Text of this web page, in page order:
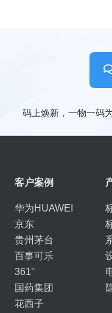
码上焕新，一物一码
客户案例
华为HUAWEI
京东
贵州茅台
百事可乐
361°
国药集团
花西子